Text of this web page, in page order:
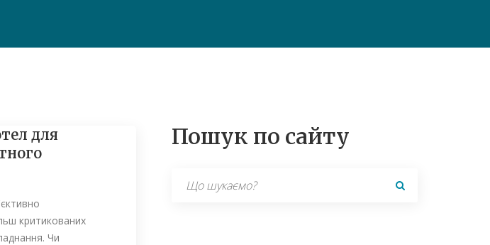
для
критикованих
Чи
Пошук по сайту
Search